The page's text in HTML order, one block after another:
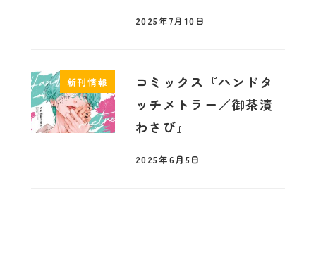
2025年7月10日
新刊情報
コミックス『ハンドタ
ッチメトラー／御茶漬
わさび』
2025年6月5日